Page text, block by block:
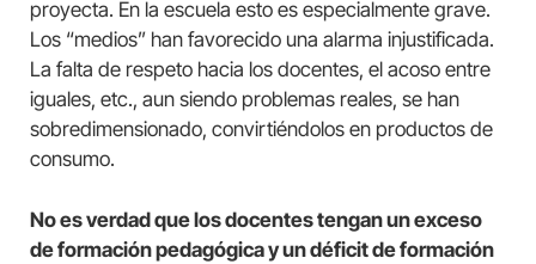
proyecta. En la escuela esto es especialmente grave.
Los “medios” han favorecido una alarma injustificada.
La falta de respeto hacia los docentes, el acoso entre
iguales, etc., aun siendo problemas reales, se han
sobredimensionado, convirtiéndolos en productos de
consumo.
No es verdad que los docentes tengan un exceso
de formación pedagógica y un déficit de formación